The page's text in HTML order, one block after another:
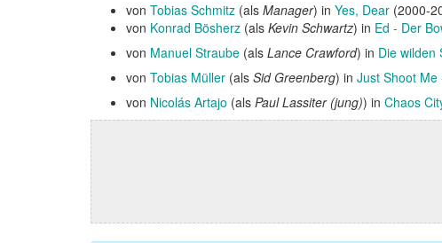
von Tobias Schmitz (als Manager) in Yes, Dear (2000-
von Konrad Bösherz (als Kevin Schwartz) in Ed - Der
von Manuel Straube (als Lance Crawford) in Die wilden
von Tobias Müller (als Sid Greenberg) in Just Shoot
von Nicolás Artajo (als Paul Lassiter (jung)) in Chaos